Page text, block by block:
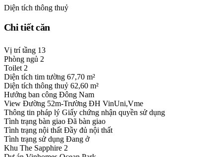
Diện tích thông thuỷ
Chi tiết căn
Vị trí tầng 13
Phòng ngủ 2
Toilet 2
Diện tích tim tường 67,70 m²
Diện tích thông thuỷ 62,60 m²
Hướng ban công Đông Nam
View Đường 52m-Trường ĐH VinUni,Vme
Thông tin pháp lý Giấy chứng nhận quyền sử dụng
Tình trạng bàn giao Đã bàn giao
Tình trạng nội thất Đầy đủ nội thất
Tình trạng sử dụng Đang ở
Khu The Sapphire 2